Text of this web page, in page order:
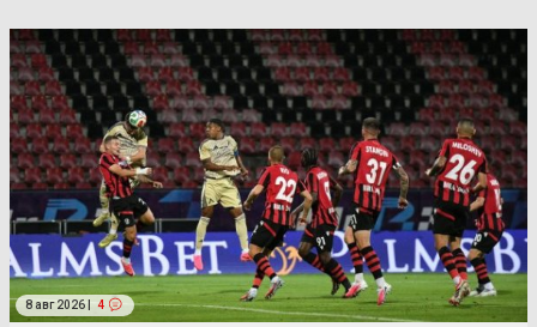
8 авг 2026 | 4